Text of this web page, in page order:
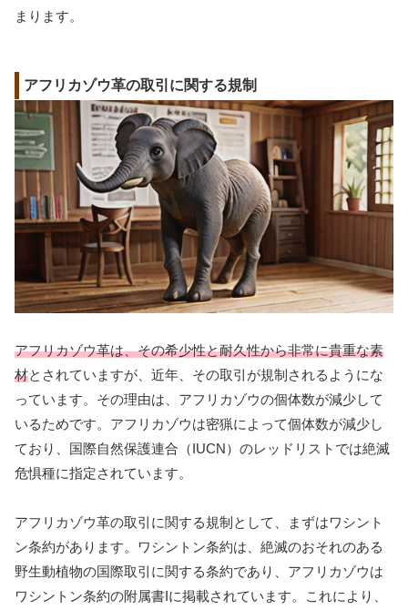
まります。
アフリカゾウ革の取引に関する規制
アフリカゾウ革は、その希少性と耐久性から非常に貴重な素
材とされていますが、近年、その取引が規制されるようにな
っています。その理由は、アフリカゾウの個体数が減少して
いるためです。アフリカゾウは密猟によって個体数が減少し
ており、国際自然保護連合（IUCN）のレッドリストでは絶滅
危惧種に指定されています。
アフリカゾウ革の取引に関する規制として、まずはワシント
ン条約があります。ワシントン条約は、絶滅のおそれのある
野生動植物の国際取引に関する条約であり、アフリカゾウは
ワシントン条約の附属書Iに掲載されています。これにより、